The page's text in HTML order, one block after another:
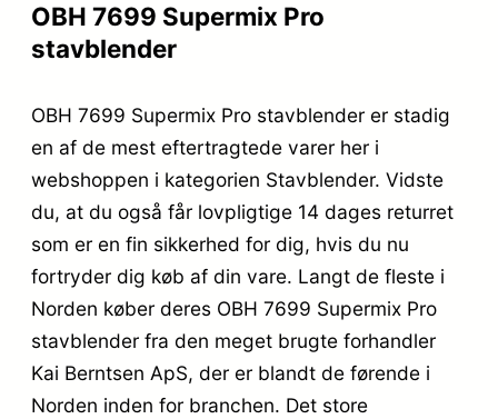
OBH 7699 Supermix Pro
stavblender
OBH 7699 Supermix Pro stavblender er stadig
en af de mest eftertragtede varer her i
webshoppen i kategorien Stavblender. Vidste
du, at du også får lovpligtige 14 dages returret
som er en fin sikkerhed for dig, hvis du nu
fortryder dig køb af din vare. Langt de fleste i
Norden køber deres OBH 7699 Supermix Pro
stavblender fra den meget brugte forhandler
Kai Berntsen ApS, der er blandt de førende i
Norden inden for branchen. Det store